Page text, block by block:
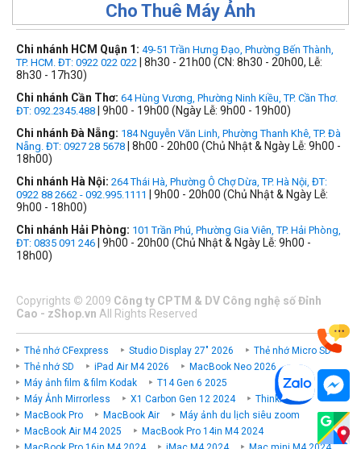
Cho Thuê Máy Ảnh
Chi nhánh HCM Quận 1: 49-51 Trần Hưng Đạo, Phường Bến Thành,
TP. HCM. ĐT: 0922 022 022 | 8h30 - 21h00 (CN: 8h30 - 20h00, Lễ:
8h30 - 17h30)
Chi nhánh Cần Thơ: 64 Hùng Vương, Phường Ninh Kiều, TP. Cần Thơ.
ĐT: 092.2345.488 | 9h00 - 19h00 (Ngày Lễ: 9h00 - 19h00)
Chi nhánh Đà Nẵng: 184 Nguyễn Văn Linh, Phường Thanh Khê, TP. Đà
Nẵng. ĐT: 0927 28 5678 | 8h00 - 20h00 (Chủ Nhật & Ngày Lễ: 9h00 -
18h00)
Chi nhánh Hà Nội: 264 Thái Hà, Phường Ô Chợ Dừa, TP. Hà Nội, ĐT:
0922 88 2662 - 092.995.1111
| 9h00 - 20h00 (Chủ Nhật & Ngày Lễ:
9h00 - 18h00)
Chi nhánh Hải Phòng: 101 Trần Phú, Phường Gia Viên, TP. Hải Phòng,
ĐT: 0835 091 246 | 9h00 - 20h00 (Chủ Nhật & Ngày Lễ: 9h00 -
18h00)
Copyrights © 2009 Công ty CPTM & DV Công nghệ số Đỉnh
Cao - zShop.vn All Rights Reserved
Thẻ nhớ CFexpress Studio Display 27" 2026
Thẻ nhớ Micro SD
Thẻ nhớ SD
iPad Air M4 2026
MacBook Neo 2026
Máy ảnh film & film Kodak
T14 Gen 6 2025
Máy Ảnh Mirrorless
X1 Carbon Gen 12 2024
ThinkPad P
MacBook Pro
MacBook Air
Máy ảnh du lịch siêu zoom
MacBook Air M4 2025
MacBook Pro 14in M4 2024